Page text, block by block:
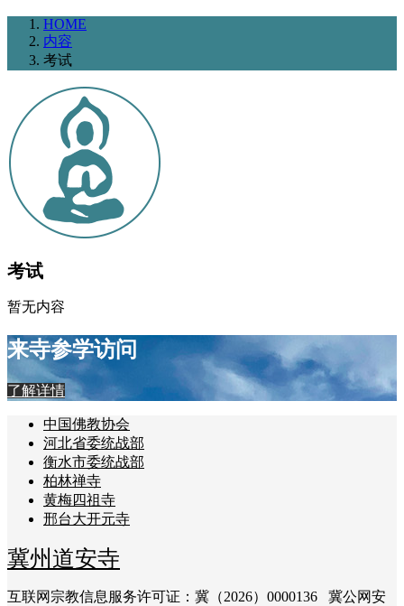
HOME
内容
考试
考试
暂无内容
来寺参学访问
了解详情
中国佛教协会
河北省委统战部
衡水市委统战部
柏林禅寺
黄梅四祖寺
邢台大开元寺
冀州道安寺
互联网宗教信息服务许可证：冀（2026）0000136 冀公网安